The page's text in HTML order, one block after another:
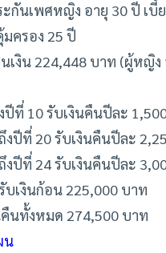
ะกันเพศหญิง อายุ 30 ปี เ
ครอง 25 ปี
เงิน 224,448 บาท (ผู้หญิง
ปีที่ 10 รับเงินคืนปีละ
งปีที่ 20 รับเงินคืนปีละ
งปีที่ 24 รับเงินคืนปีละ
บเงินก้อน 225,000 บาท
คืนทั้งหมด 274,500 บาท
น